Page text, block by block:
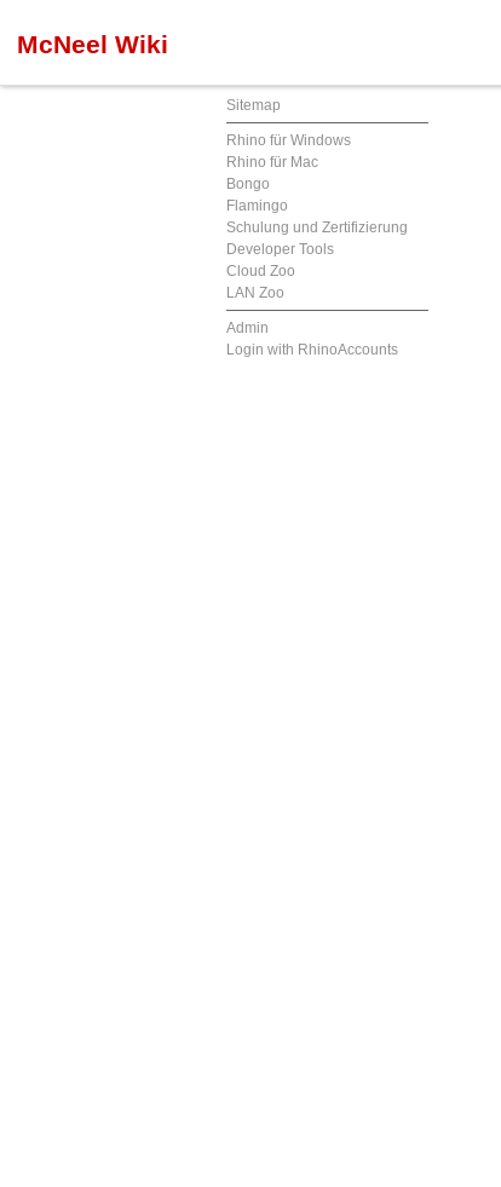
McNeel Wiki
Sitemap
Rhino für Windows
Rhino für Mac
Bongo
Flamingo
Schulung und Zertifizierung
Developer Tools
Cloud Zoo
LAN Zoo
Admin
Login with RhinoAccounts